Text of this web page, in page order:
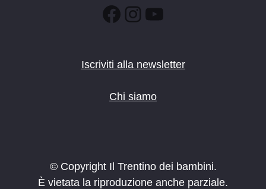
Facebook
Instagram
YouTube
Iscriviti alla newsletter
Chi siamo
© Copyright Il Trentino dei bambini.
È vietata la riproduzione anche parziale.